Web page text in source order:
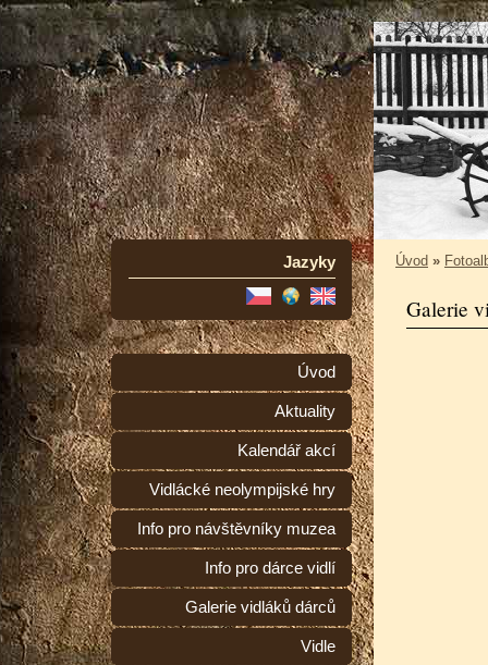
Jazyky
Úvod
Aktuality
Kalendář akcí
Vidlácké neolympijské hry
Info pro návštěvníky muzea
Info pro dárce vidlí
Galerie vidláků dárců
Vidle
Úvod »
Galerie